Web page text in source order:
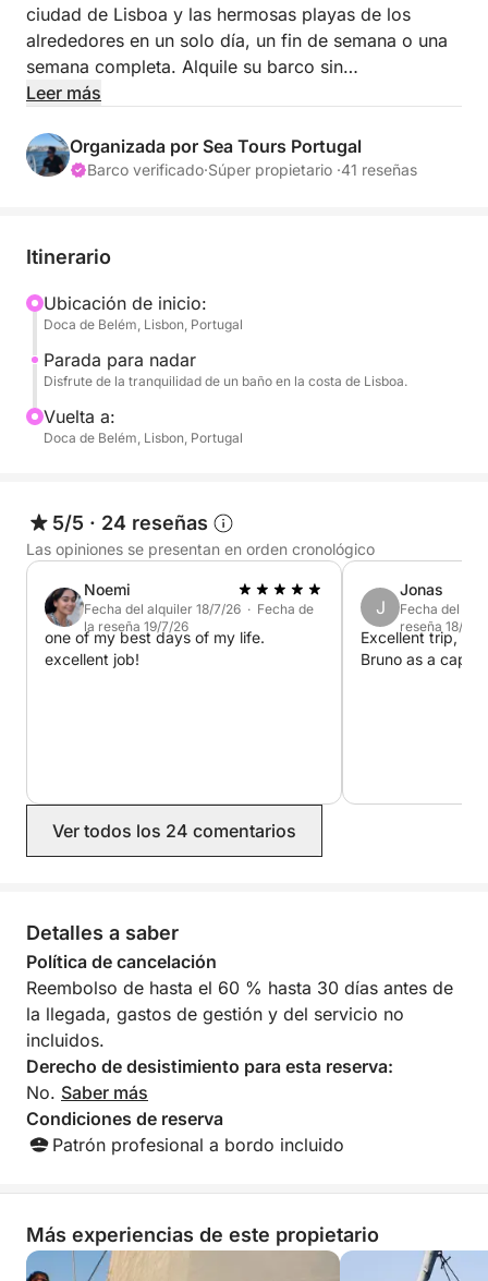
ciudad de Lisboa y las hermosas playas de los
alrededores en un solo día, un fin de semana o una
semana completa. Alquile su barco sin
preocupaciones ni dolores de cabeza y explore la
Con nuestra experiencia de alquiler, tendrá total
encantados de asesorarle sobre los mejores lugares
aún más placentera.
Nuestro velero Bavaria Vision 46 cuenta con 3
camarotes dobles, 2 baños y una elegante cocina.
Cabe destacar que el barco tiene acceso para sillas
de ruedas y está equipado con la mejor tecnología:
aire acondicionado e interfaz para iPod.
Leer más
Organizada por Sea Tours Portugal
Barco verificado·Súper propietario ·41 reseñas
Itinerario
Ubicación de inicio:
Doca de Belém, Lisbon, Portugal
Parada para nadar
Disfrute de la tranquilidad de un baño en la costa de Lisboa.
Vuelta a:
Doca de Belém, Lisbon, Portugal
5/5 · 24 reseñas
Las opiniones se presentan en orden cronológico
Noemi
Fecha del alquiler 18/7/26 · Fecha de
la reseña 19/7/26
one of my best days of my life.
excellent job!
J
Jonas
Fecha del
reseña 18/5/
Excellent trip,
Bruno as a
Ver todos los 24 comentarios
Detalles a saber
Política de cancelación
Reembolso de hasta el 60 % hasta 30 días antes de
la llegada, gastos de gestión y del servicio no
incluidos.
Derecho de desistimiento para esta reserva:
No. Saber más
Condiciones de reserva
Patrón profesional a bordo incluido
Más experiencias de este propietario